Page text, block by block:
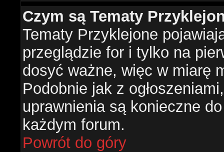
Czym są Tematy
Tematy Przyklejone
przeglądzie for i tylko na
dosyć ważne, więc w miarę
Podobnie jak z
uprawnienia są konieczne
każdym forum.
Powrót do góry